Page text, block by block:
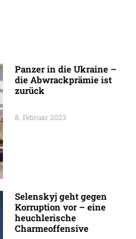
Panzer in die Ukraine –
die Abwrackprämie ist
zurück
8. Februar 2023
Selenskyj geht gegen
Korruption vor – eine
heuchlerische
Charmeoffensive